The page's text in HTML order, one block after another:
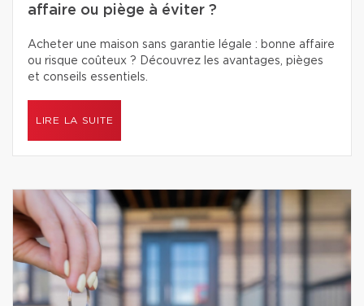
affaire ou piège à éviter ?
Acheter une maison sans garantie légale : bonne affaire
ou risque coûteux ? Découvrez les avantages, pièges
et conseils essentiels.
LIRE LA SUITE